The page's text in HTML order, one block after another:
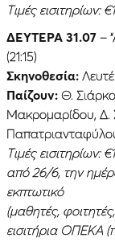
Τιμές εισιτηρίων:
ΔΕΥΤΈΡΑ 31.07 –
(21:15)
Σκηνοθεσία:
Παίζουν: Θ.
Μακρομαρίδου,
Τιμές
από 26/6, την
εκπτωτικό
(μαθητές,
εισιτήρια ΟΠΕΚΑ